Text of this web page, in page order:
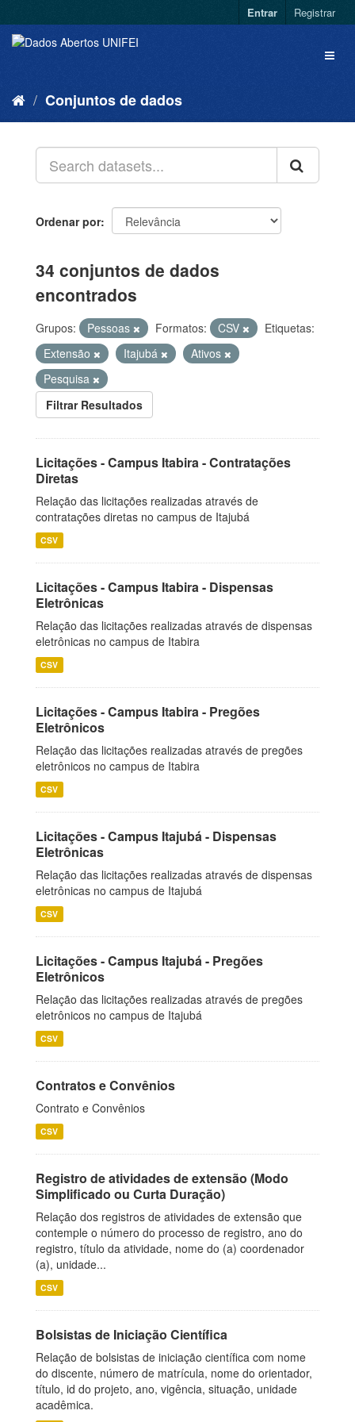
Entrar Registrar
Conjuntos de dados
Ordenar por
34 conjuntos de dados
encontrados
Grupos: Pessoas Formatos: CSV
Etiquetas:
Extensão
Itajubá
Ativos
Pesquisa
Filtrar Resultados
Licitações - Campus Itabira - Contratações
Diretas
Relação das licitações realizadas através de
contratações diretas no campus de Itajubá
CSV
Licitações - Campus Itabira - Dispensas
Eletrônicas
Relação das licitações realizadas através de dispensas
eletrônicas no campus de Itabira
CSV
Licitações - Campus Itabira - Pregões
Eletrônicos
Relação das licitações realizadas através de pregões
eletrônicos no campus de Itabira
CSV
Licitações - Campus Itajubá - Dispensas
Eletrônicas
Relação das licitações realizadas através de dispensas
eletrônicas no campus de Itajubá
CSV
Licitações - Campus Itajubá - Pregões
Eletrônicos
Relação das licitações realizadas através de pregões
eletrônicos no campus de Itajubá
CSV
Contratos e Convênios
Contrato e Convênios
CSV
Registro de atividades de extensão (Modo
Simplificado ou Curta Duração)
Relação dos registros de atividades de extensão que
contemple o número do processo de registro, ano do
registro, título da atividade, nome do (a) coordenador
(a), unidade...
CSV
Bolsistas de Iniciação Científica
Relação de bolsistas de iniciação científica com nome
do discente, número de matrícula, nome do orientador,
título, id do projeto, ano, vigência, situação, unidade
acadêmica.